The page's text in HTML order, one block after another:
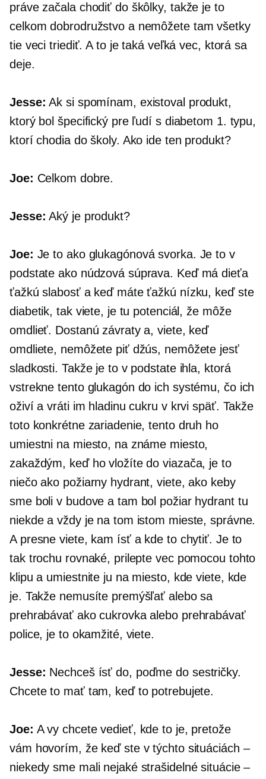
práve začala chodiť do škôlky, takže je to
celkom dobrodružstvo a nemôžete tam všetky
tie veci triediť. A to je taká veľká vec, ktorá sa
deje.
Jesse: Ak si spomínam, existoval produkt,
ktorý bol špecifický pre ľudí s diabetom 1. typu,
ktorí chodia do školy. Ako ide ten produkt?
Joe: Celkom dobre.
Jesse: Aký je produkt?
Joe: Je to ako glukagónová svorka. Je to v
podstate ako núdzová súprava. Keď má dieťa
ťažkú ​​slabosť a keď máte ťažkú ​​​​nízku, keď ste
diabetik, tak viete, je tu potenciál, že môže
omdlieť. Dostanú závraty a, viete, keď
omdliete, nemôžete piť džús, nemôžete jesť
sladkosti. Takže je to v podstate ihla, ktorá
vstrekne tento glukagón do ich systému, čo ich
oživí a vráti im hladinu cukru v krvi späť. Takže
toto konkrétne zariadenie, tento druh ho
umiestni na miesto, na známe miesto,
zakaždým, keď ho vložíte do viazača, je to
niečo ako požiarny hydrant, viete, ako keby
sme boli v budove a tam bol požiar hydrant tu
niekde a vždy je na tom istom mieste, správne.
A presne viete, kam ísť a kde to chytiť. Je to
tak trochu rovnaké, prilepte vec pomocou tohto
klipu a umiestnite ju na miesto, kde viete, kde
je. Takže nemusíte premýšľať alebo sa
prehrabávať ako cukrovka alebo prehrabávať
police, je to okamžité, viete.
Jesse: Nechceš ísť do, poďme do sestričky.
Chcete to mať tam, keď to potrebujete.
Joe: A vy chcete vedieť, kde to je, pretože
vám hovorím, že keď ste v týchto situáciách –
niekedy sme mali nejaké strašidelné situácie –